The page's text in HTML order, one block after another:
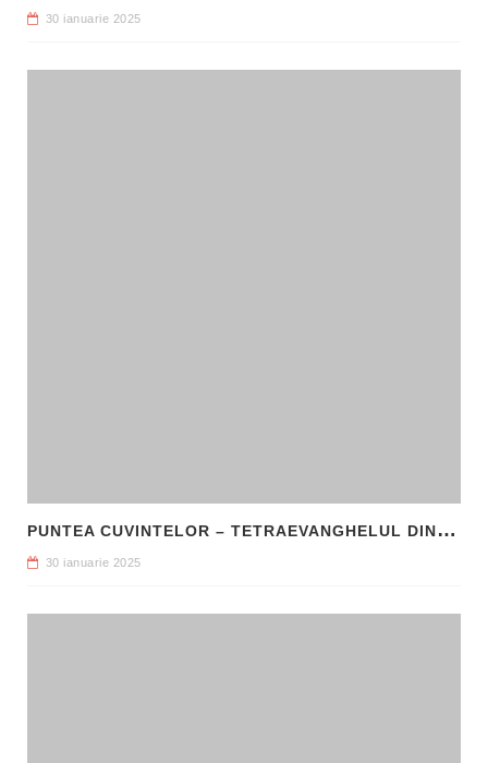
30 ianuarie 2025
P
UNTEA CUVINTELOR – TETRAEVANGHELUL DIN 1561 ȘI NAȘTEREA LIMBII ROMÂNE LITERARE
30 ianuarie 2025